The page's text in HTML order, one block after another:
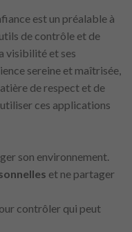
est un préalable à
de contrôle et de
visibilité et ses
sereine et maîtrisée,
de respect et de
ces applications
son environnement.
et ne partager
contrôler qui peut